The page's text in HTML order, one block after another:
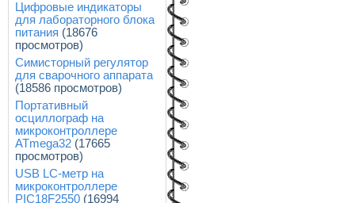
Цифровые индикаторы
для лабораторного блока
питания (18676
просмотров)
Симисторный регулятор
для сварочного аппарата
(18586 просмотров)
Портативный
осциллограф на
микроконтроллере
ATmega32 (17665
просмотров)
USB LC-метр на
микроконтроллере
PIC18F2550 (16994